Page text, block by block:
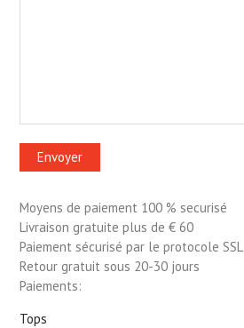
Moyens de paiement 100 % securisé
Livraison gratuite plus de € 60
Paiement sécurisé par le protocole SSL
Retour gratuit sous 20-30 jours
Paiements:
Tops